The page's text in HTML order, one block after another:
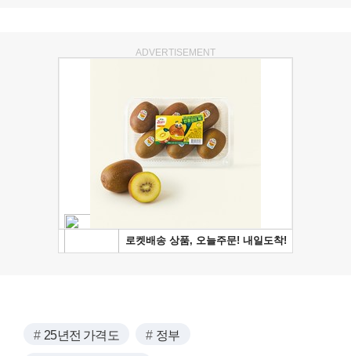
ADVERTISEMENT
25년전 가격도 정부